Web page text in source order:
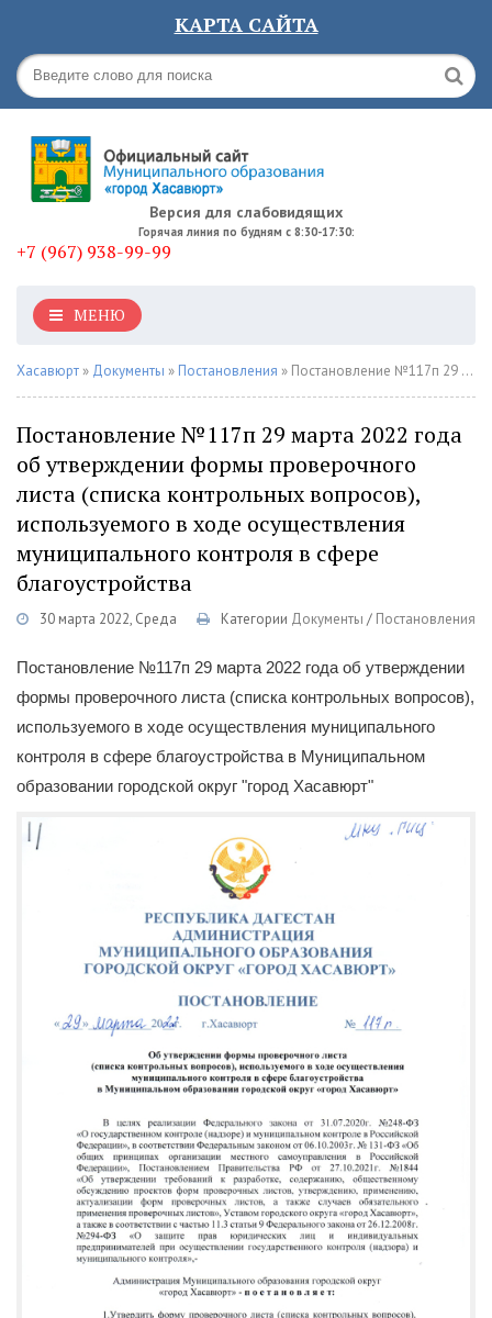
КАРТА САЙТА
Версия для слабовидящих
Горячая линия по будням с 8:30-17:30:
+7 (967) 938-99-99
МЕНЮ
Хасавюрт » Документы » Постановления » Постановление №117п 29 марта 2022 года об утверждении формы проверочного листа (списка контрольных вопросов), используемого в ходе осуществления муниципального контроля в сфере благоустройства
Постановление №117п 29 марта 2022 года
об утверждении формы проверочного
листа (списка контрольных вопросов),
используемого в ходе осуществления
муниципального контроля в сфере
благоустройства
30 марта 2022, Среда Категории Документы / Постановления
Постановление №117п 29 марта 2022 года об утверждении
формы проверочного листа (списка контрольных вопросов),
используемого в ходе осуществления муниципального
контроля в сфере благоустройства в Муниципальном
образовании городской округ "город Хасавюрт"